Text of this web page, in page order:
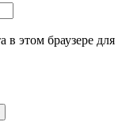
в этом браузере для